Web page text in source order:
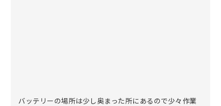
バッテリーの場所は少し奥まった所にあるので少々作業